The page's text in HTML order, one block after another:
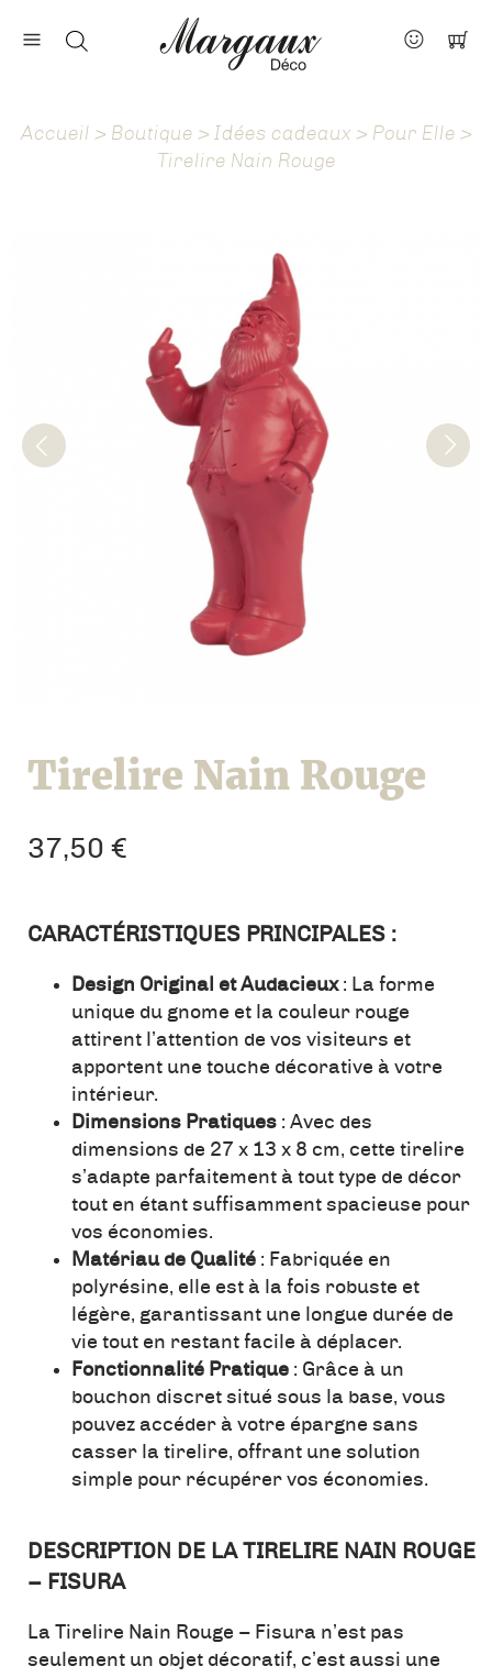
Nos marques
À propos
Accueil > Boutique > Idées cadeaux > Pour Elle >
Tirelire Nain Rouge
Tirelire Nain Rouge
37,50 €
CARACTÉRISTIQUES PRINCIPALES :
Design Original et Audacieux: La forme
unique du gnome et la couleur rouge
attirent l’attention de vos visiteurs et
apportent une touche décorative à votre
intérieur.
Dimensions Pratiques : Avec des
dimensions de 27 x 13 x 8 cm, cette tirelire
s’adapte parfaitement à tout type de décor
tout en étant suffisamment spacieuse pour
vos économies.
Matériau de Qualité : Fabriquée en
polyrésine, elle est à la fois robuste et
légère, garantissant une longue durée de
vie tout en restant facile à déplacer.
Fonctionnalité Pratique : Grâce à un
bouchon discret situé sous la base, vous
pouvez accéder à votre épargne sans
casser la tirelire, offrant une solution
simple pour récupérer vos économies.
DESCRIPTION DE LA TIRELIRE NAIN ROUGE
– FISURA
La Tirelire Nain Rouge – Fisura n’est pas
seulement un objet décoratif, c’est aussi une